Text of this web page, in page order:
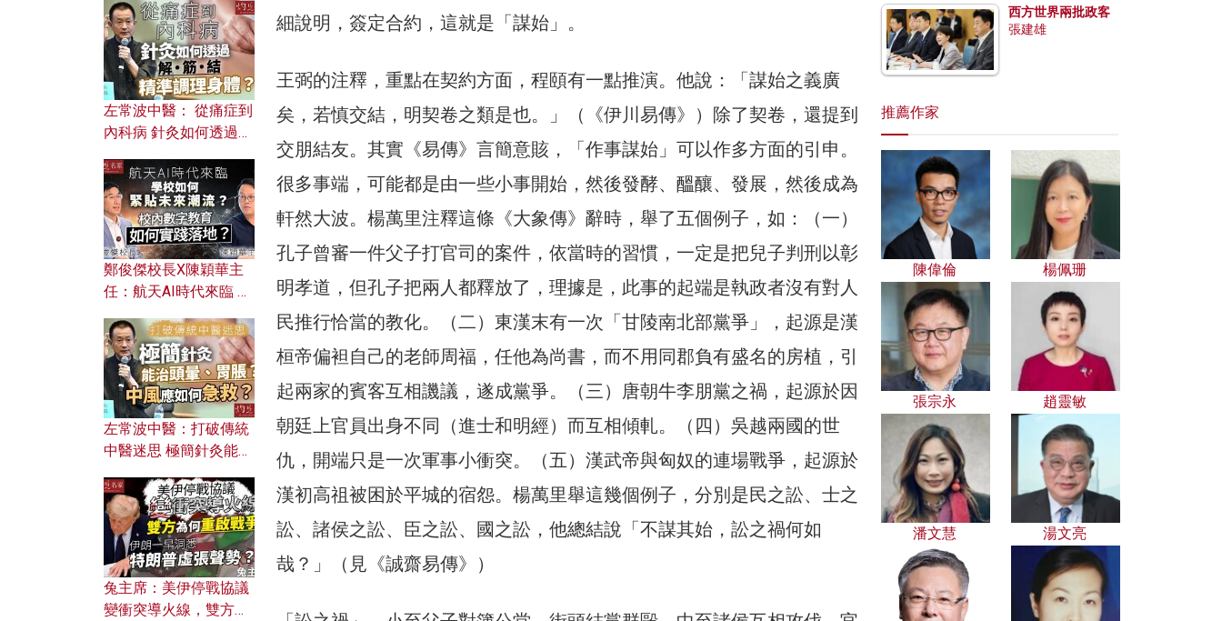
細說明，簽定合約，這就是「謀始」。
王弼的注釋，重點在契約方面，程頤有一點推演。他說：「謀始之義廣
矣，若慎交結，明契卷之類是也。」（《伊川易傳》）除了契卷，還提到
交朋結友。其實《易傳》言簡意賅，「作事謀始」可以作多方面的引申。
很多事端，可能都是由一些小事開始，然後發酵、醞釀、發展，然後成為
軒然大波。楊萬里注釋這條《大象傳》辭時，舉了五個例子，如：（一）
孔子曾審一件父子打官司的案件，依當時的習慣，一定是把兒子判刑以彰
明孝道，但孔子把兩人都釋放了，理據是，此事的起端是執政者沒有對人
民推行恰當的教化。（二）東漢末有一次「甘陵南北部黨爭」，起源是漢
桓帝偏袒自己的老師周福，任他為尚書，而不用同郡負有盛名的房植，引
起兩家的賓客互相譏議，遂成黨爭。（三）唐朝牛李朋黨之禍，起源於因
朝廷上官員出身不同（進士和明經）而互相傾軋。（四）吳越兩國的世
仇，開端只是一次軍事小衝突。（五）漢武帝與匈奴的連場戰爭，起源於
漢初高祖被困於平城的宿怨。楊萬里舉這幾個例子，分別是民之訟、士之
訟、諸侯之訟、臣之訟、國之訟，他總結說「不謀其始，訟之禍何如
哉？」（見《誠齋易傳》）
的七情六欲？
左常波中醫： 從痛症到
內科病 針灸如何透過解
鄭俊傑校長X陳穎華主
任：航天AI時代來臨 學
校內數字教育如何實踐
落地？
左常波中醫：打破傳統
中醫迷思 極簡針灸能治
何急救？
兔主席：美伊停戰協議
變衝突導火線，雙方為
西方世界兩批政客
張建雄
推薦作家
陳偉倫 楊佩珊
張宗永 趙靈敏
潘文慧 湯文亮